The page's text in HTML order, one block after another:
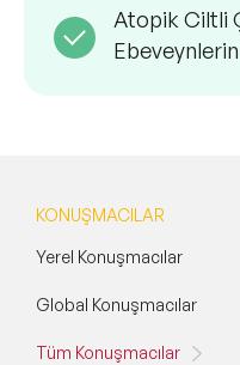
Atopik Ciltli
KONUŞMACILAR
Yerel Konuşmacılar
Global Konuşmacılar
Tüm Konuşmacılar